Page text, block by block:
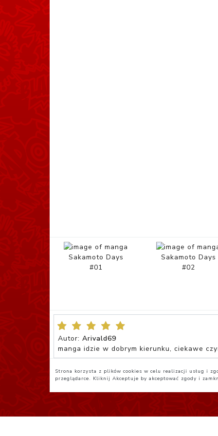
Sakamoto Days
#01
Sakamoto Days
#02
Autor: Arivald69
manga idzie w dobrym kierunku, ciekawe
Strona korzysta z plików cookies w celu realizacji usług i
przeglądarce. Kliknij Akceptuje by akceptować zgody i